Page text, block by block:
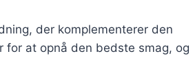
der komplementerer den
at opnå den bedste smag, og